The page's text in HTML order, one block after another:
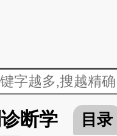
断学 目录